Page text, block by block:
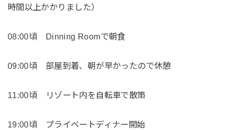
時間以上かかりました）
08:00頃 Dinning Roomで朝食
09:00頃 部屋到着、朝が早かったので休憩
11:00頃 リゾート内を自転車で散策
19:00頃 プライベートディナー開始